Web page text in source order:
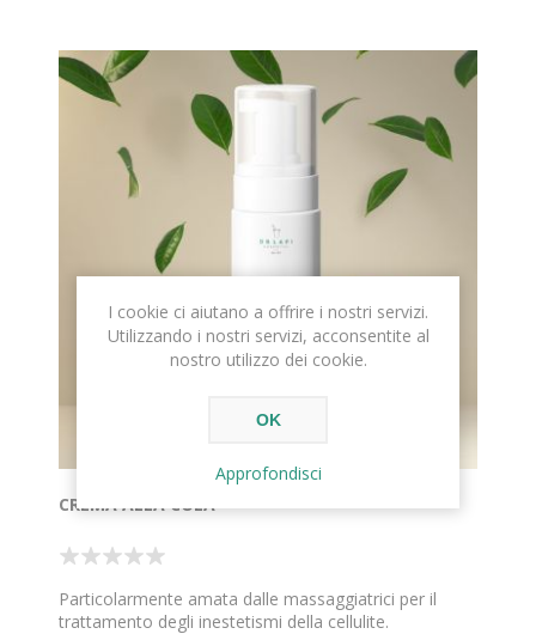
CREMA ALLA COLA
Particolarmente amata dalle massaggiatrici per il
trattamento degli inestetismi della cellulite.
I cookie ci aiutano a offrire i nostri servizi.
Utilizzando i nostri servizi, acconsentite al
nostro utilizzo dei cookie.
OK
Approfondisci